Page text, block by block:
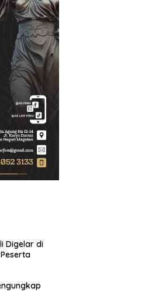
Ketua PWI Magetan: OKK
Penting untuk Mencetak
Wartawan Profesional,
Berintegritas dan Terpercaya
Digelar di